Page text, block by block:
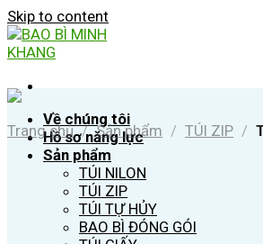
Skip to content
Về chúng tôi
Hồ sơ năng lực
Sản phẩm
TÚI NILON
TÚI ZIP
TÚI TỰ HỦY
BAO BÌ ĐÓNG GÓI
Trang chủ / Sản phẩm / TÚI ZIP /